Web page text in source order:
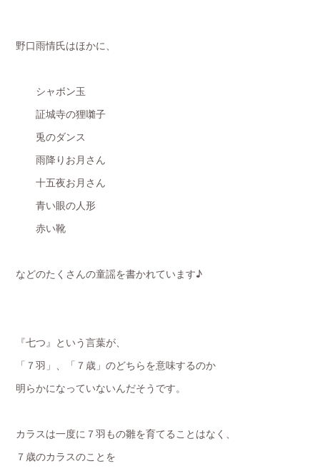
野口雨情氏はほかに、
シャボン玉
証城寺の狸囃子
兎のダンス
雨降りお月さん
十五夜お月さん
青い眼の人形
赤い靴
などのたくさんの童謡を書かれています♪
『七つ』という言葉が、
「７羽」、「７歳」のどちらを意味するのか
明らかになっていないんだそうです。
カラスは一度に７羽もの雛を育てることはなく、
７歳のカラスのことを